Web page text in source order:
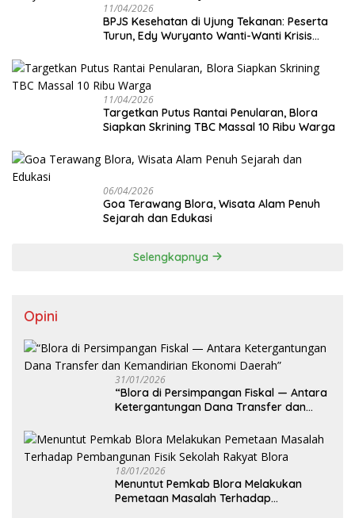
11/04/2026
BPJS Kesehatan di Ujung Tekanan: Peserta
Turun, Edy Wuryanto Wanti-Wanti Krisis
11/04/2026
‎Targetkan Putus Rantai Penularan, Blora
Siapkan Skrining TBC Massal 10 Ribu Warga
06/04/2026
Goa Terawang Blora, Wisata Alam Penuh
Sejarah dan Edukasi
Selengkapnya
Opini
31/01/2026
‎“Blora di Persimpangan Fiskal — Antara
Ketergantungan Dana Transfer dan
18/01/2026
‎Menuntut Pemkab Blora Melakukan
Pemetaan Masalah Terhadap